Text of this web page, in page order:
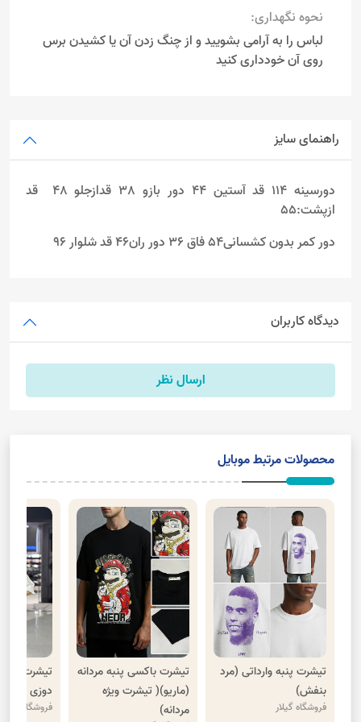
نحوه نگهداری:
لباس را به آرامی بشویید و از چنگ زدن آن یا کشیدن برس
روی آن خودداری کنید
راهنمای سایز
دورسینه 114 قد آستین 44 دور بازو 38 قدازجلو 48 قد
ازپشت:55
دور کمر بدون کشسانی54 فاق 36 دور ران46 قد شلوار 96
دیدگاه کاربران
ارسال نظر
محصولات مرتبط موبایل
تیشرت پنبه وارداتی (مرد
بنفش)
فروشگاه گیلار
تیشرت باکسی پنبه مردانه
(ماریو)( تیشرت ویژه
مردانه)
تیشرت
دوزی
فروشگاه گیلار